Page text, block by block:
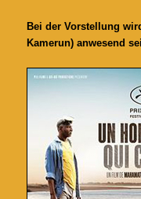
Bei der Vorstellung
Kamerun) anwesend